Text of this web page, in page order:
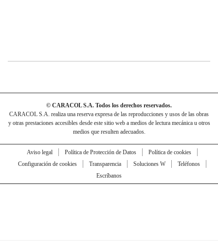
© CARACOL S.A. Todos los derechos reservados.
CARACOL S.A. realiza una reserva expresa de las reproducciones y usos de las obras
y otras prestaciones accesibles desde este sitio web a medios de lectura mecánica u otros
medios que resulten adecuados.
Aviso legal Política de Protección de Datos
Política de cookies
Configuración de cookies
Transparencia Soluciones W
Teléfonos
Escríbanos